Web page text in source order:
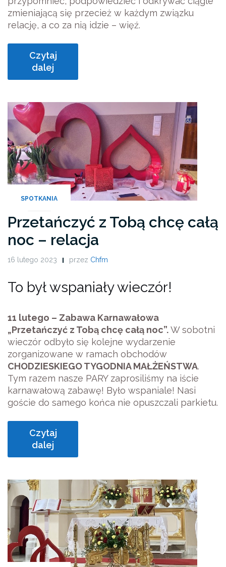
zmieniającą się przecież w każdym związku
relację, a co za nią idzie – więź.
Czytaj
dalej
SPOTKANIA
Przetańczyć z Tobą chcę całą
noc – relacja
16 lutego 2023 przez Chfm
To był wspaniały wieczór!
11 lutego – Zabawa Karnawałowa
„Przetańczyć z Tobą chcę całą noc”.W sobotni
wieczór odbyło się kolejne wydarzenie
zorganizowane w ramach obchodów
CHODZIESKIEGO TYGODNIA MAŁŻEŃSTWA.
Tym razem nasze PARY zaprosiliśmy na iście
karnawałową zabawę! Było wspaniale! Nasi
goście do samego końca nie opuszczali parkietu.
Czytaj
dalej